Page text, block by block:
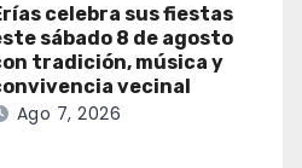
celebra sus fiestas
sábado 8 de agosto
tradición, música y
vecinal
Ago 7, 2026